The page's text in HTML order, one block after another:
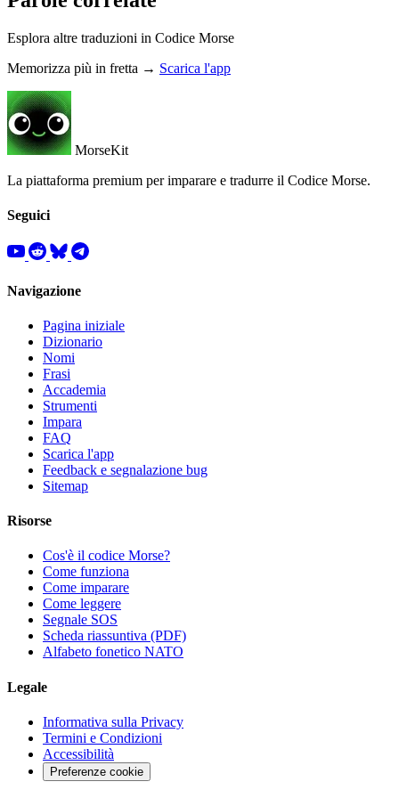
Esplora altre traduzioni in Codice Morse
Memorizza più in fretta → Scarica l'app
MorseKit
La piattaforma premium per imparare e tradurre il Codice Morse.
Seguici
Navigazione
Pagina iniziale
Dizionario
Nomi
Frasi
Accademia
Strumenti
Impara
FAQ
Scarica l'app
Feedback e segnalazione bug
Sitemap
Risorse
Cos'è il codice Morse?
Come funziona
Come imparare
Come leggere
Segnale SOS
Scheda riassuntiva (PDF)
Alfabeto fonetico NATO
Legale
Informativa sulla Privacy
Termini e Condizioni
Accessibilità
Preferenze cookie